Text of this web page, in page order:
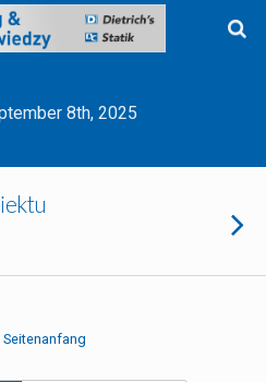
8th, 2025
Seitenanfang